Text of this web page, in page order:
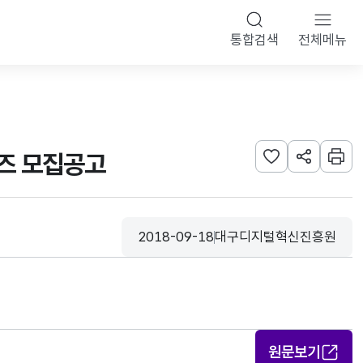
통합검색 전체메뉴
모집공고 관심사 등록하기
URL 공유하
인쇄
등록일
2018-09-18
수집기관
대구디지털혁신진흥원
원문보기